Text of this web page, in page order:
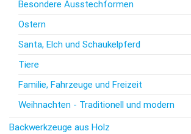
Besondere Ausstechformen
Ostern
Santa, Elch und Schaukelpferd
Tiere
Familie, Fahrzeuge und Freizeit
Weihnachten - Traditionell und modern
Backwerkzeuge aus Holz